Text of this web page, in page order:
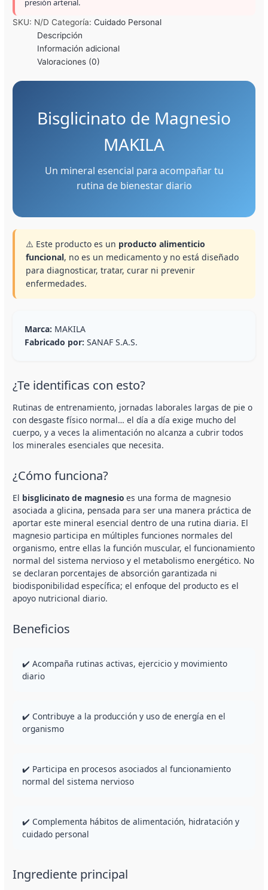
presión arterial.
SKU: N/D Categoría:Cuidado Personal
Descripción
Información adicional
Valoraciones (0)
Bisglicinato de Magnesio
MAKILA
Un mineral esencial para acompañar tu
rutina de bienestar diario
⚠️ Este producto es un producto alimenticio
funcional, no es un medicamento y no está diseñado
para diagnosticar, tratar, curar ni prevenir
enfermedades.
Marca: MAKILA
Fabricado por: SANAF S.A.S.
¿Te identificas con esto?
Rutinas de entrenamiento, jornadas laborales largas de pie o
con desgaste físico normal… el día a día exige mucho del
cuerpo, y a veces la alimentación no alcanza a cubrir todos
los minerales esenciales que necesita.
¿Cómo funciona?
El bisglicinato de magnesio es una forma de magnesio
asociada a glicina, pensada para ser una manera práctica de
aportar este mineral esencial dentro de una rutina diaria. El
magnesio participa en múltiples funciones normales del
organismo, entre ellas la función muscular, el funcionamiento
normal del sistema nervioso y el metabolismo energético. No
se declaran porcentajes de absorción garantizada ni
biodisponibilidad específica; el enfoque del producto es el
apoyo nutricional diario.
Beneficios
✔️ Acompaña rutinas activas, ejercicio y movimiento
diario
✔️ Contribuye a la producción y uso de energía en el
organismo
✔️ Participa en procesos asociados al funcionamiento
normal del sistema nervioso
✔️ Complementa hábitos de alimentación, hidratación y
cuidado personal
Ingrediente principal